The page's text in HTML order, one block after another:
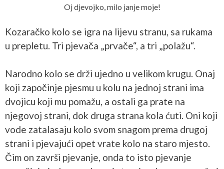
Oj djevojko, milo janje moje!
Kozaračko kolo se igra na lijevu stranu, sa rukama
u prepletu. Tri pjevača „prvače“, a tri „polažu“.
Narodno kolo se drži ujedno u velikom krugu. Onaj
koji započinje pjesmu u kolu na jednoj strani ima
dvojicu koji mu pomažu, a ostali ga prate na
njegovoj strani, dok druga strana kola ćuti. Oni koji
vode zatalasaju kolo svom snagom prema drugoj
strani i pjevajući opet vrate kolo na staro mjesto.
Čim on završi pjevanje, onda to isto pjevanje